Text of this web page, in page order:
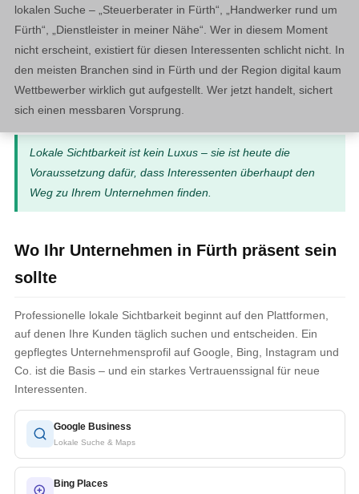
lokalen Suche – „Steuerberater in Fürth“, „Handwerker rund um
Fürth“, „Dienstleister in meiner Nähe“. Wer in diesem Moment
nicht erscheint, existiert für diesen Interessenten schlicht nicht. In
den meisten Branchen sind in Fürth und der Region digital kaum
Wettbewerber wirklich gut aufgestellt. Wer jetzt handelt, sichert
sich einen messbaren Vorsprung.
Lokale Sichtbarkeit ist kein Luxus – sie ist heute die
Voraussetzung dafür, dass Interessenten überhaupt den
Weg zu Ihrem Unternehmen finden.
Wo Ihr Unternehmen in Fürth präsent sein
sollte
Professionelle lokale Sichtbarkeit beginnt auf den Plattformen,
auf denen Ihre Kunden täglich suchen und entscheiden. Ein
gepflegtes Unternehmensprofil auf Google, Bing, Instagram und
Co. ist die Basis – und ein starkes Vertrauenssignal für neue
Interessenten.
Google Business
Lokale Suche & Maps
Bing Places